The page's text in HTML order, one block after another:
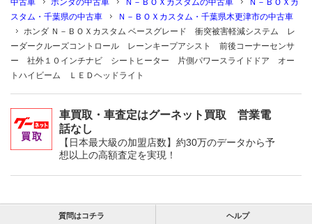
中古車 ホンダの中古車 Ｎ－ＢＯＸカスタムの中古車
Ｎ－ＢＯＸカ
スタム・千葉県の中古車
Ｎ－ＢＯＸカスタム・千葉県木更津市の中古車
ホンダ Ｎ－ＢＯＸカスタム ベースグレード 衝突被害軽減システム レ
ーダークルーズコントロール レーンキープアシスト 前後コーナーセンサ
ー 社外１０インチナビ シートヒーター 片側パワースライドドア オー
トハイビーム ＬＥＤヘッドライト
車買取・車査定はグーネット買取 営業電
話なし
【日本最大級の加盟店数】約30万のデータから予
想以上の高額査定を実現！
質問はコチラ ヘルプ